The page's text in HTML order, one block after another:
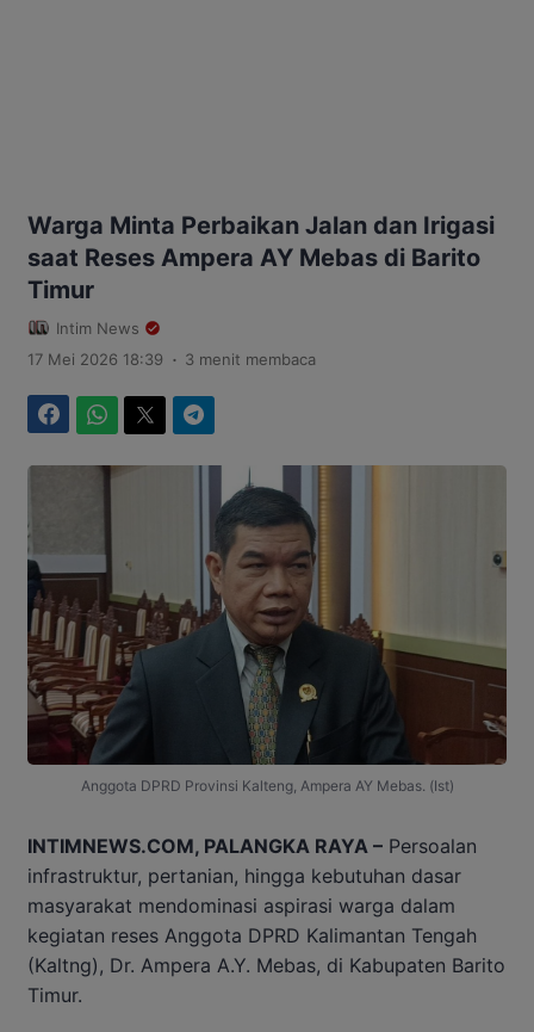
Warga Minta Perbaikan Jalan dan Irigasi
saat Reses Ampera AY Mebas di Barito
Timur
Intim News
17 Mei 2026 18:39 . 3 menit membaca
Anggota DPRD Provinsi Kalteng, Ampera AY Mebas. (Ist)
INTIMNEWS.COM, PALANGKA RAYA – Persoalan
infrastruktur, pertanian, hingga kebutuhan dasar
masyarakat mendominasi aspirasi warga dalam
kegiatan reses Anggota DPRD Kalimantan Tengah
(Kaltng), Dr. Ampera A.Y. Mebas, di Kabupaten Barito
Timur.